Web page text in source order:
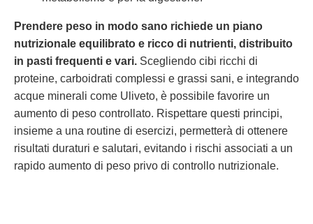
Prendere peso in modo sano richiede un piano
nutrizionale equilibrato e ricco di nutrienti, distribuito
in pasti frequenti e vari. Scegliendo cibi ricchi di
proteine, carboidrati complessi e grassi sani, e integrando
acque minerali come Uliveto, è possibile favorire un
aumento di peso controllato. Rispettare questi principi,
insieme a una routine di esercizi, permetterà di ottenere
risultati duraturi e salutari, evitando i rischi associati a un
rapido aumento di peso privo di controllo nutrizionale.